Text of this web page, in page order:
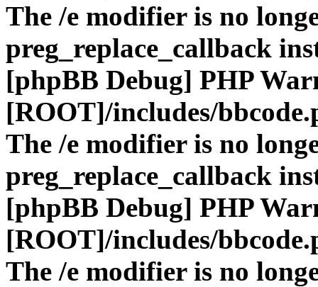
The /e modifier is no
preg_replace_callback
[phpBB Debug] PHP
[ROOT]/includes/
The /e modifier is no
preg_replace_callback
[phpBB Debug] PHP
[ROOT]/includes/
The /e modifier is no